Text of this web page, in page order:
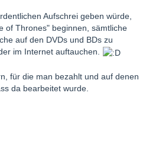
Aufschrei geben würde,
of Thrones" beginnen, sämtliche
auf den DVDs und BDs zu
im Internet auftauchen.
für die man bezahlt und auf denen
da bearbeitet wurde.